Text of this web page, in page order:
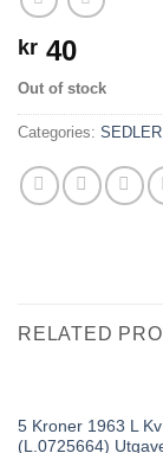
kr 40
Out of stock
Categories: SEDLER
RELATED
5 Kroner 1963 L
(L.0725664)